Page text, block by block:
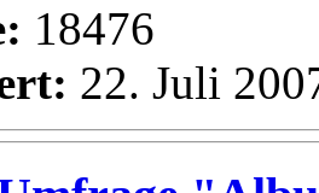
18476
22. Juli